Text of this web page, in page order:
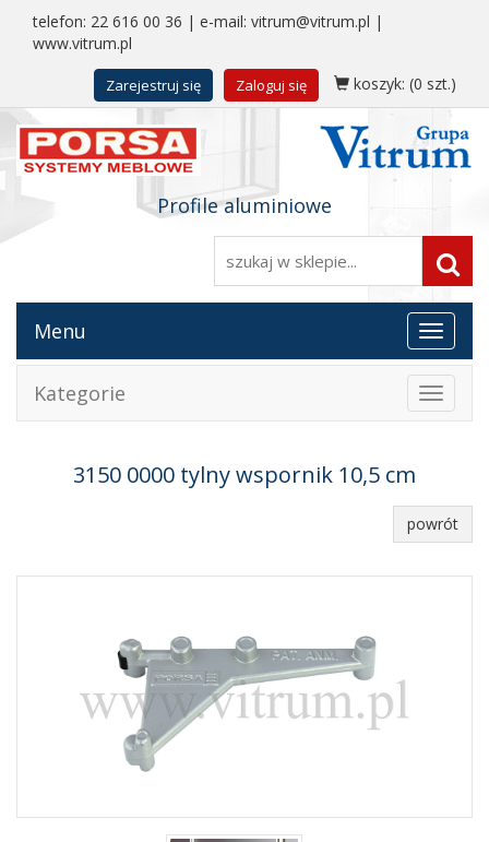
telefon: 22 616 00 36 | e-mail: vitrum@vitrum.pl |
www.vitrum.pl
Zarejestruj się Zaloguj się koszyk: (0 szt.)
Profile aluminiowe
Menu
Toggle
Kategorie
Toggle
3150 0000 tylny wspornik 10,5 cm
powrót